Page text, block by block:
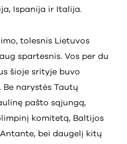
Ispanija ir Italija.
tolesnis Lietuvos
spartesnis. Vos per du
šioje srityje buvo
narystės Tautų
pašto sąjungą,
komitetą, Baltijos
bei daugelį kitų